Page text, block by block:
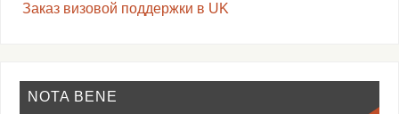
Заказ визовой поддержки в UK
NOTA BENE